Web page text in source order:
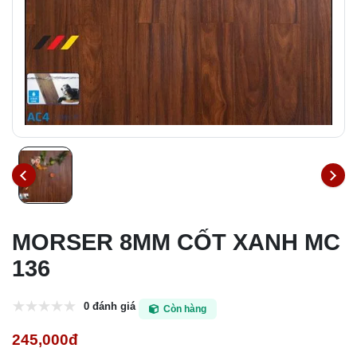
MORSER 8MM CỐT XANH MC
136
0 đánh giá Còn hàng
245,000đ